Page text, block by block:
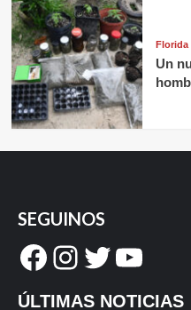
Florida
Un
SEGUINOS
Facebook
Instagram
Twitter
ÚLTIMAS NOTICIAS